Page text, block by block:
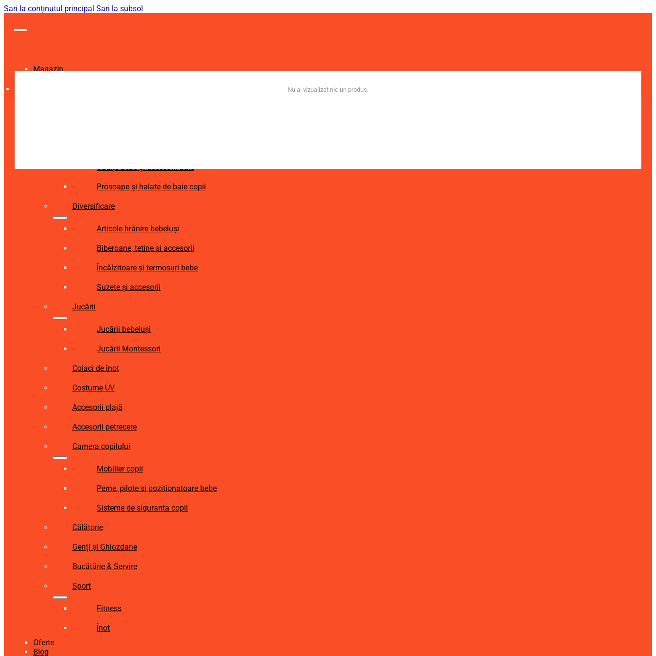
Sari la conținutul principal Sari la subsol
Magazin
Cădițe bebe și accesorii baie
Prosoape și halate de baie copii
Diversificare
Articole hrănire bebeluși
Biberoane, tetine si accesorii
Încălzitoare și termosuri bebe
Suzete și accesorii
Jucării
Jucării bebeluși
Jucării Montessori
Colaci de înot
Costume UV
Accesorii plajă
Accesorii petrecere
Camera copilului
Mobilier copii
Perne, pilote si pozitionatoare bebe
Sisteme de siguranta copii
Călătorie
Genți și Ghiozdane
Bucătărie & Servire
Sport
Fitness
Înot
Oferte
Blog
Nu ai vizualizat niciun produs.